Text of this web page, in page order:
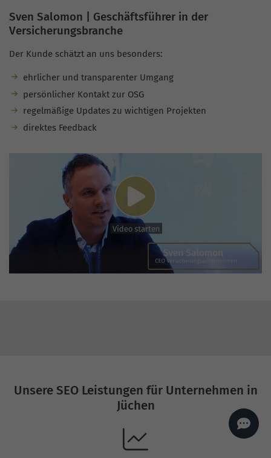
Sven Salomon | Geschäftsführer in der
Versicherungsbranche
Der Kunde schätzt an uns besonders:
ehrlicher und transparenter Umgang
persönlicher Kontakt zur OSG
regelmäßige Updates zu wichtigen Projekten
direktes Feedback
Unsere SEO Leistungen für Unternehmen in
Jüchen
Profi-SEO startet bei uns
Monat, inkl. Content,